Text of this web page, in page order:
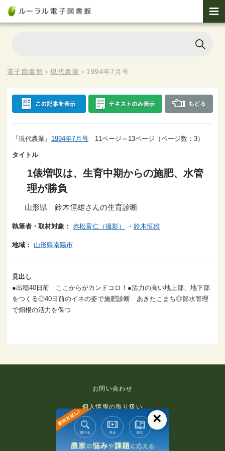
電子図書館 ＞現代農業 ＞ 1994年7月号
『現代農業』 1994年7月号 11ページ～13ページ（ページ数：3）
タイトル
1俵増収は、生育中期からの施肥、水管
理が勝負
山形県 鈴木恒雄さんの生育診断
執筆者・取材対象： 赤松富仁（撮影） ・ 鈴木恒雄
地域： 山形県南陽市
見出し
●出穂40日前 ここからがカンドコロ！●活力の高い地上部、地下部
をつくる◎40日前のイネの姿で施肥診断 あきたこまち◎節水管理
で畑根の活力を保つ
お問い合わせ
個人情報の取り扱い
免責事項
利用規約
×